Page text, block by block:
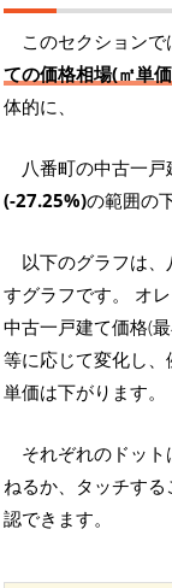
このセクションで
ての価格相場(㎡単
体的に、
八番町の中古一戸
(-27.25%)の範囲の
以下のグラフは、
すグラフです。 オ
中古一戸建て価格(
等に応じて変化し、
単価は下がります。
それぞれのドッ
ねるか、タッチす
認できます。